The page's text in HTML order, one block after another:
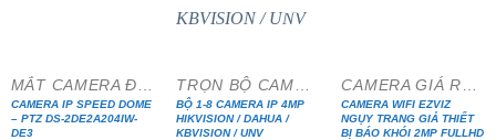
MẮT CAMERA ĐẶC CHỦNG
CAMERA IP SPEED DOME
– PTZ DS-2DE2A204IW-
DE3
TRỌN BỘ CAMERA IP CAO CẤP
BỘ 1-8 CAMERA IP 4MP
HIKVISION / DAHUA /
KBVISION / UNV
CAMERA GIÁ RẺ ĐẶC BIỆT
CAMERA WIFI EZVIZ
NGỤY TRANG GIẢ THIẾT
BỊ BÁO KHÓI 2MP FULLHD